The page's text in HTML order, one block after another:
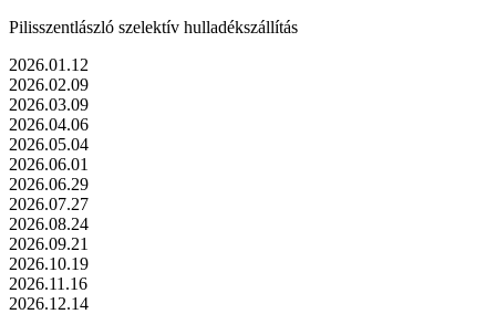
Pilisszentlászló szelektív hulladékszállítás
2026.01.12
2026.02.09
2026.03.09
2026.04.06
2026.05.04
2026.06.01
2026.06.29
2026.07.27
2026.08.24
2026.09.21
2026.10.19
2026.11.16
2026.12.14